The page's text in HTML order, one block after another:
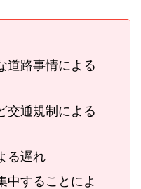
道路事情による
交通規制による
る遅れ
中することによ